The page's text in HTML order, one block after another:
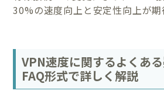
30%の速度向上と安定性向上が期
VPN速度に関するよくある
FAQ形式で詳しく解説